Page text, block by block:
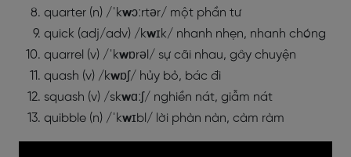
quarter (n) /ˈkwɔːrtər/ một phần tư
quick (adj/adv) /kwɪk/ nhanh nhẹn, nhanh chóng
quarrel (v) /ˈkwɒrəl/ sự cãi nhau, gây chuyện
quash (v) /kwɒʃ/ hủy bỏ, bác đi
squash (v) /skwɑːʃ/ nghiền nát, giẫm nát
quibble (n) /ˈkwɪbl/ lời phàn nàn, càm ràm